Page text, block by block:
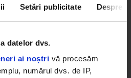
Setări publicitate Despre
datelor dvs.
ai noștri vă procesăm
numărul dvs. de IP,